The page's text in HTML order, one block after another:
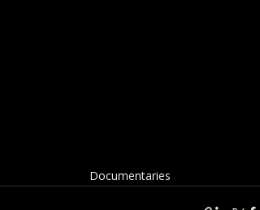
Documentaries